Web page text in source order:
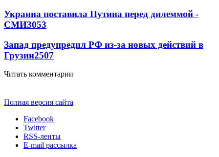
Украина поставила Путина перед дилеммой -
СМИ3053
Запад предупредил РФ из-за новых действий в
Грузии2507
Читать комментарии
Полная версия сайта
Facebook
Twitter
RSS-ленты
E-mail рассылка